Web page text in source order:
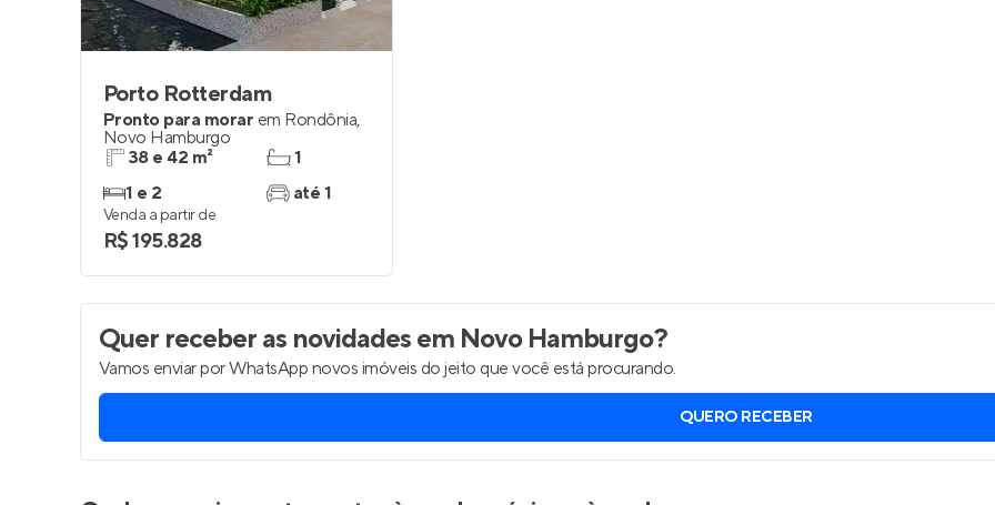
Porto Rotterdam
Pronto para morar em Rondônia,
Novo Hamburgo
38 e 42 m²
1 e 2
1
até 1
Venda a partir de
R$ 195.828
Quer receber as novidadesem Novo Hamburgo?
Vamos enviar por WhatsApp novos imóveis do jeito que você está procurando.
QUERO RECEBER